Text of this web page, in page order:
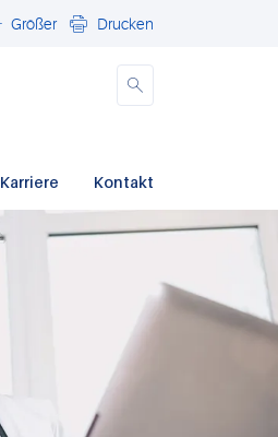
Größer Drucken
Karriere Kontakt